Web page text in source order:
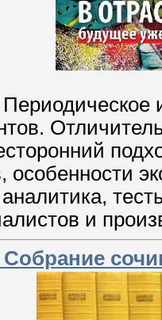
особенности
и